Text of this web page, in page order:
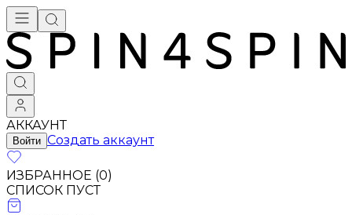
АККАУНТ
Войти Создать аккаунт
ИЗБРАННОЕ (0)
СПИСОК ПУСТ